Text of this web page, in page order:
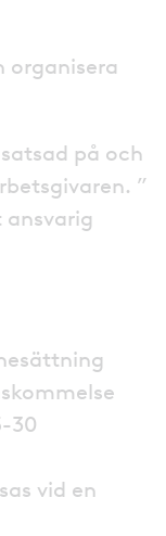
organisera
på och
”
30
vid en